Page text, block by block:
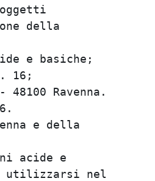
della
e basiche;
16;
Ravenna.
e della
acide e
utilizzarsi nel